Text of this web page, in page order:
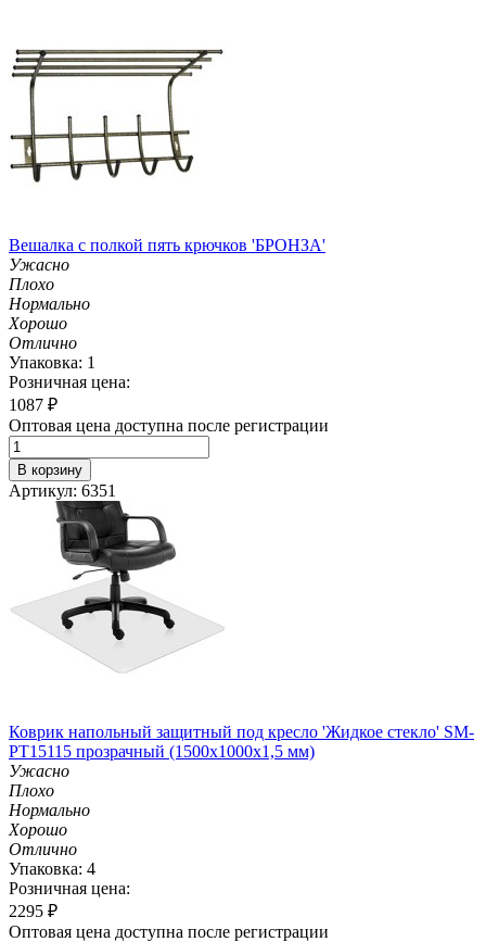
Вешалка с полкой пять крючков 'БРОНЗА'
Ужасно
Плохо
Нормально
Хорошо
Отлично
Упаковка: 1
Розничная цена:
1087 ₽
Оптовая цена доступна после регистрации
В корзину
Артикул: 6351
Коврик напольный защитный под кресло 'Жидкое стекло' SM-
PT15115 прозрачный (1500х1000х1,5 мм)
Ужасно
Плохо
Нормально
Хорошо
Отлично
Упаковка: 4
Розничная цена:
2295 ₽
Оптовая цена доступна после регистрации